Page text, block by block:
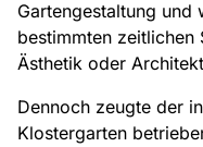
Gartengestaltung und
bestimmten zeitlichen
Ästhetik oder
Dennoch zeugte der
Klostergarten